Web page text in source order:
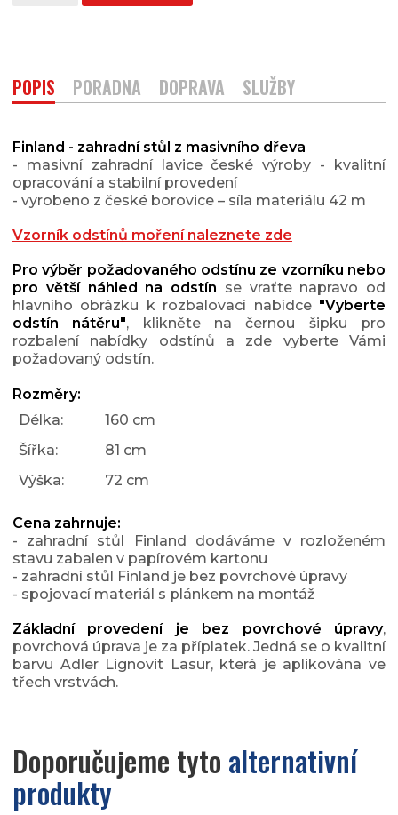
POPIS PORADNA DOPRAVA SLUŽBY
Finland - zahradní stůl z masivního dřeva
- masivní zahradní lavice české výroby - kvalitní
opracování a stabilní provedení
- vyrobeno z české borovice – síla materiálu 42 m
Vzorník odstínů moření naleznete zde
Pro výběr požadovaného odstínu ze vzorníku nebo
pro větší náhled na odstín se vraťte napravo od
hlavního obrázku k rozbalovací nabídce "Vyberte
odstín nátěru", klikněte na černou šipku pro
rozbalení nabídky odstínů a zde vyberte Vámi
požadovaný odstín.
Rozměry:
Délka:
160 cm
Šířka:
81 cm
Výška:
72 cm
Cena zahrnuje:
- zahradní stůl Finland dodáváme v rozloženém
stavu zabalen v papírovém kartonu
- zahradní stůl Finland je bez povrchové úpravy
- spojovací materiál s plánkem na montáž
Základní provedení je bez povrchové úpravy,
povrchová úprava je za příplatek. Jedná se o kvalitní
barvu Adler Lignovit Lasur, která je aplikována ve
třech vrstvách.
Doporučujeme tyto alternativní
produkty